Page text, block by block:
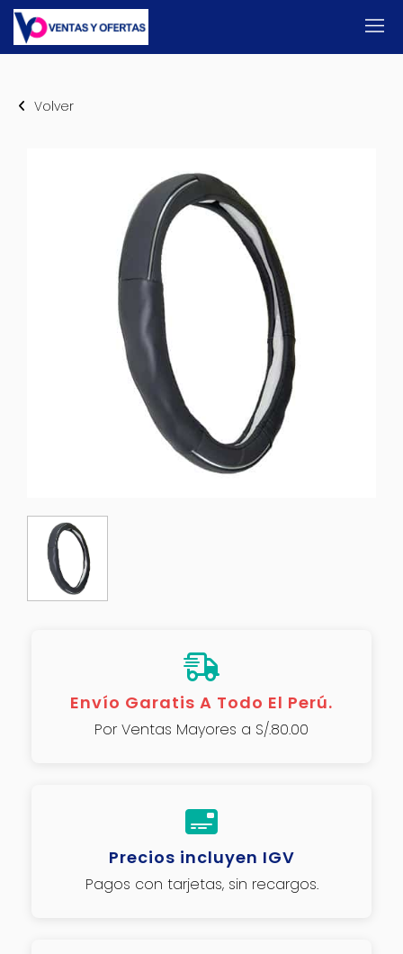
Volver
Envío Garatis A Todo El Perú.
Por Ventas Mayores a S/.80.00
Precios incluyen IGV
Pagos con tarjetas, sin recargos.